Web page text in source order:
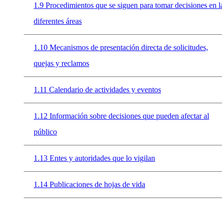
1.9 Procedimientos que se siguen para tomar decisiones en
diferentes áreas
1.10 Mecanismos de presentación directa de solicitudes,
quejas y reclamos
1.11 Calendario de actividades y eventos
1.12 Información sobre decisiones que pueden afectar al
público
1.13 Entes y autoridades que lo vigilan
1.14 Publicaciones de hojas de vida